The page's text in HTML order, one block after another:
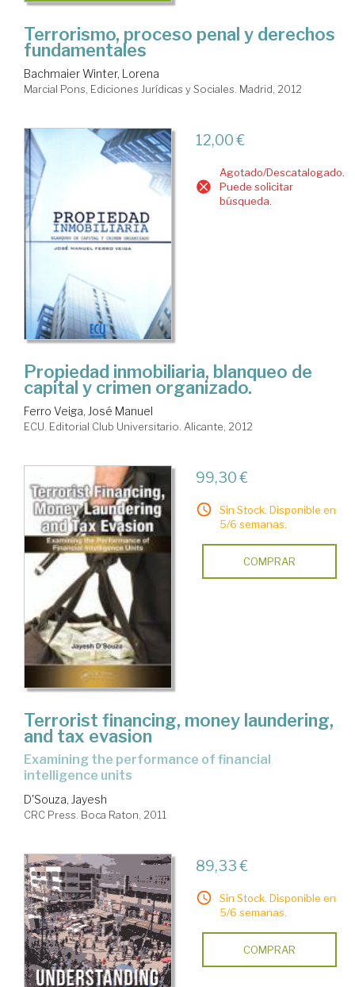
Terrorismo, proceso penal y derechos
fundamentales
Bachmaier Winter, Lorena
Marcial Pons, Ediciones Jurídicas y Sociales. Madrid, 2012
12,00 €
Agotado/Descatalogado.
Puede solicitar
búsqueda.
Propiedad inmobiliaria, blanqueo de
capital y crimen organizado.
Ferro Veiga, José Manuel
ECU. Editorial Club Universitario. Alicante, 2012
99,30 €
Sin Stock. Disponible en
5/6 semanas.
COMPRAR
Terrorist financing, money laundering,
and tax evasion
examining the performance of financial
intelligence units
D'Souza, Jayesh
CRC Press. Boca Raton, 2011
89,33 €
Sin Stock. Disponible en
5/6 semanas.
COMPRAR